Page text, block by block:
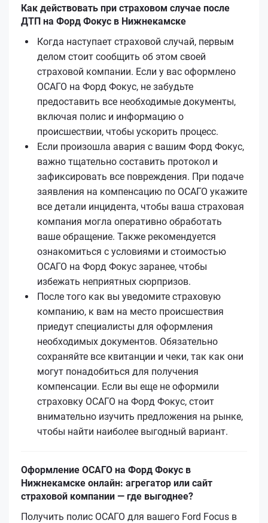
Как действовать при страховом случае после
ДТП на Форд Фокус в Нижнекамске
Когда наступает страховой случай, первым
делом стоит сообщить об этом своей
страховой компании. Если у вас оформлено
ОСАГО на Форд Фокус, не забудьте
предоставить все необходимые документы,
включая полис и информацию о
происшествии, чтобы ускорить процесс.
Если произошла авария с вашим Форд Фокус,
важно тщательно составить протокол и
зафиксировать все повреждения. При подаче
заявления на компенсацию по ОСАГО укажите
все детали инцидента, чтобы ваша страховая
компания могла оперативно обработать
ваше обращение. Также рекомендуется
ознакомиться с условиями и стоимостью
ОСАГО на Форд Фокус заранее, чтобы
избежать неприятных сюрпризов.
После того как вы уведомите страховую
компанию, к вам на место происшествия
приедут специалисты для оформления
необходимых документов. Обязательно
сохраняйте все квитанции и чеки, так как они
могут понадобиться для получения
компенсации. Если вы еще не оформили
страховку ОСАГО на Форд Фокус, стоит
внимательно изучить предложения на рынке,
чтобы найти наиболее выгодный вариант.
Оформление ОСАГО на Форд Фокус в
Нижнекамске онлайн: агрегатор или сайт
страховой компании — где выгоднее?
Получить полис ОСАГО для вашего Ford Focus в